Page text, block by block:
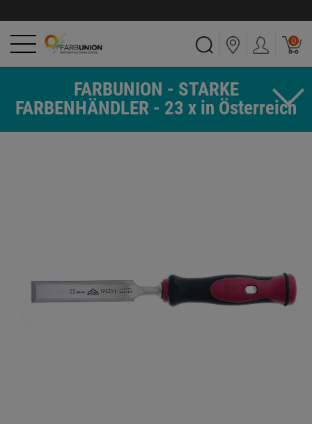
0
FARBUNION - STARKE
FARBENHÄNDLER - 23 x in Österreich